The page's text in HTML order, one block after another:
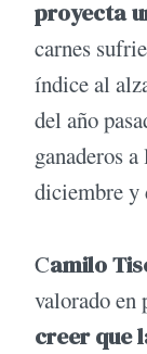
proyecta
carnes
índice al
del año
ganaderos
diciembre y
Camilo
valorado en
creer que